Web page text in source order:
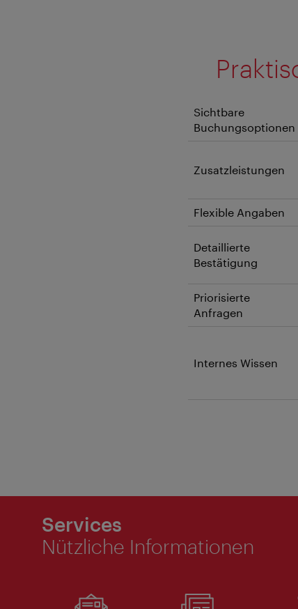
Sichtbare
Buchungsoptionen
Zusatzleistungen
Flexible Angaben
Detaillierte
Bestätigung
Priorisierte
Anfragen
Internes Wissen
Services
Nützliche Informationen